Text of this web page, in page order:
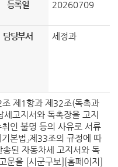
등록일 20260709
담당부서 세정과
조 제1항과 제32조(독촉과
고지서와 독촉장을 고지
인 불명 등의 사유로 서류
기본법」제33조의 규정에 따
된 자동차세 고지서와 독
문을 [시군구보][홈페이지]